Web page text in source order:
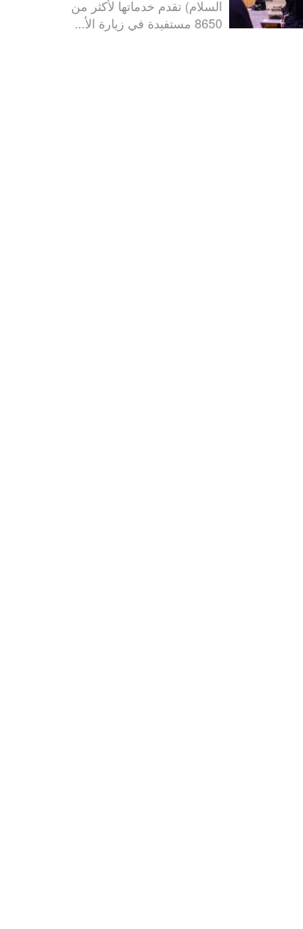
السلام) تقدم خدماتها لأكثر من
8650 مستفيدة في زيارة الأ...